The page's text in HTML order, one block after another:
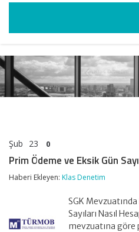
Şub 23 0
Prim Ödeme ve Eksik Gün
Haberi Ekleyen: Klas Denetim
SGK
Sayıları Nasıl
mevzuatına göre